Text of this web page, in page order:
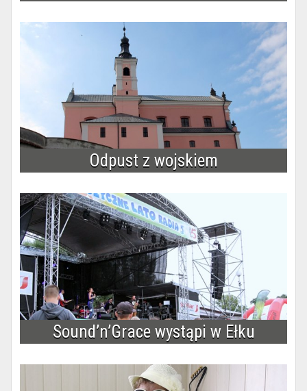
Odpust z wojskiem
Sound’n’Grace wystąpi w Ełku